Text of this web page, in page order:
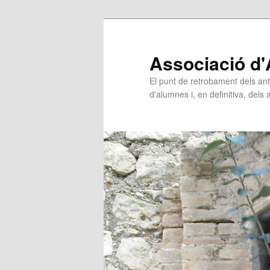
Associació
El punt de retrobament dels
d'alumnes i, en definitiva, dels